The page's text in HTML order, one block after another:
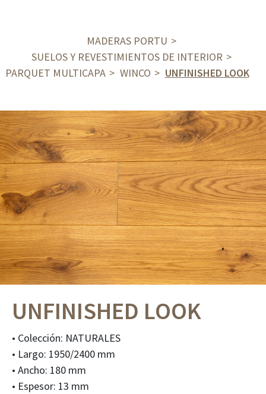
MADERAS PORTU
SUELOS Y REVESTIMIENTOS DE INTERIOR
PARQUET MULTICAPA
WINCO UNFINISHED LOOK
UNFINISHED LOOK
• Colección: NATURALES
• Largo: 1950/2400 mm
• Ancho: 180 mm
• Espesor: 13 mm